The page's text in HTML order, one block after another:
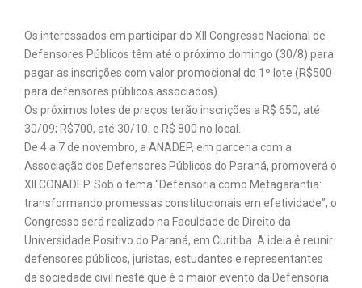
Os interessados em participar do XII Congresso Nacional de
Defensores Públicos têm até o próximo domingo (30/8) para
pagar as inscrições com valor promocional do 1º lote (R$500
para defensores públicos associados).
Os próximos lotes de preços terão inscrições a R$ 650, até
30/09; R$700, até 30/10; e R$ 800 no local.
De 4 a 7 de novembro, a ANADEP, em parceria com a
Associação dos Defensores Públicos do Paraná, promoverá o
XII CONADEP. Sob o tema “Defensoria como Metagarantia:
transformando promessas constitucionais em efetividade”, o
Congresso será realizado na Faculdade de Direito da
Universidade Positivo do Paraná, em Curitiba. A ideia é reunir
defensores públicos, juristas, estudantes e representantes
da sociedade civil neste que é o maior evento da Defensoria